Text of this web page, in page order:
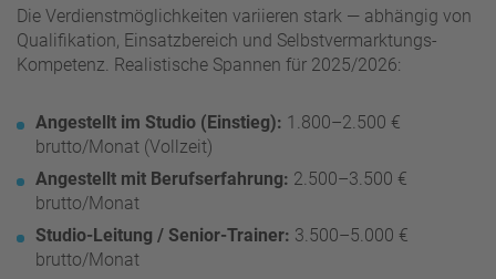
Die Verdienstmöglichkeiten variieren stark — abhängig von
Qualifikation, Einsatzbereich und Selbstvermarktungs-
Kompetenz. Realistische Spannen für 2025/2026:
Angestellt im Studio (Einstieg): 1.800–2.500 €
brutto/Monat (Vollzeit)
Angestellt mit Berufserfahrung: 2.500–3.500 €
brutto/Monat
Studio-Leitung / Senior-Trainer: 3.500–5.000 €
brutto/Monat